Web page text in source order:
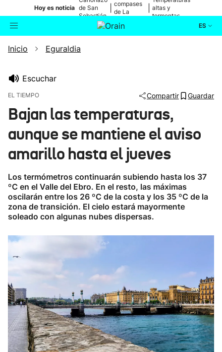
Hoy es noticia de San
Sebastián
compases
de La
altas y
tormentas
ES
Buscador
Ikusmiran
Eguraldia
Inicio Eguraldia
Escuchar
EL TIEMPO Compartir Guardar
Bajan las temperaturas,
aunque se mantiene el aviso
amarillo hasta el jueves
Los termómetros continuarán subiendo hasta los 37
ºC en el Valle del Ebro. En el resto, las máximas
oscilarán entre los 26 ºC de la costa y los 35 ºC de la
zona de transición. El cielo estará mayormente
soleado con algunas nubes dispersas.